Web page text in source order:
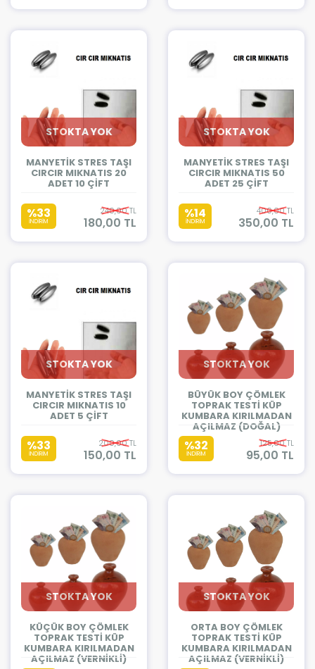
STOKTA YOK
MANYETİK STRES TAŞI
CIRCIR MIKNATIS 20
ADET 10 ÇİFT
%33
İNDİRİM
240,00 TL
180,00 TL
STOKTA YOK
MANYETİK STRES TAŞI
CIRCIR MIKNATIS 50
ADET 25 ÇİFT
%14
İNDİRİM
400,00 TL
350,00 TL
STOKTA YOK
MANYETİK STRES TAŞI
CIRCIR MIKNATIS 10
ADET 5 ÇİFT
%33
İNDİRİM
200,00 TL
150,00 TL
STOKTA YOK
BÜYÜK BOY ÇÖMLEK
TOPRAK TESTİ KÜP
KUMBARA KIRILMADAN
AÇILMAZ (DOĞAL)
%32
İNDİRİM
125,00 TL
95,00 TL
STOKTA YOK
KÜÇÜK BOY ÇÖMLEK
TOPRAK TESTİ KÜP
KUMBARA KIRILMADAN
AÇILMAZ (VERNİKLİ)
STOKTA YOK
ORTA BOY ÇÖMLEK
TOPRAK TESTİ KÜP
KUMBARA KIRILMADAN
AÇILMAZ (VERNİKLİ)